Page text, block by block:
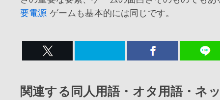
要電源 ゲームも基本的には同じです。
関連する同人用語・オタ用語・ネ